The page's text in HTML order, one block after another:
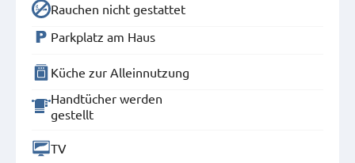
Rauchen nicht gestattet
Parkplatz am Haus
Küche zur Alleinnutzung
Handtücher werden
gestellt
TV